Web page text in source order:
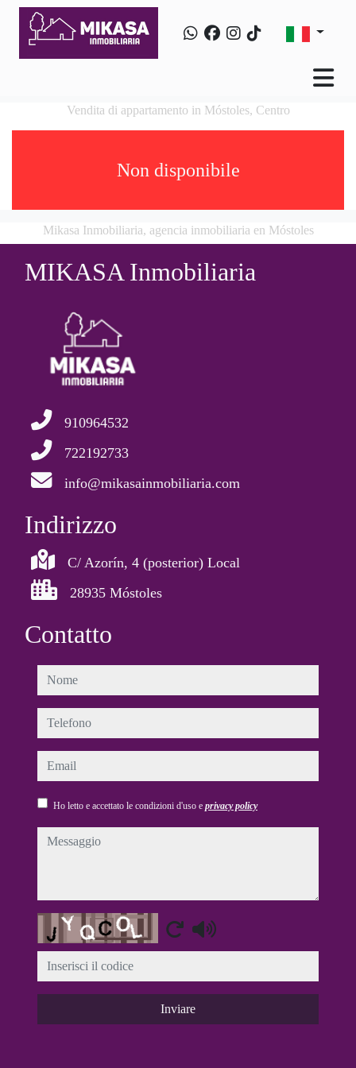
Vendita di appartamento in Móstoles, Centro
Non disponibile
Mikasa Inmobiliaria, agencia inmobiliaria en Móstoles
MIKASA Inmobiliaria
910964532
722192733
info@mikasainmobiliaria.com
Indirizzo
C/ Azorín, 4 (posterior) Local
28935 Móstoles
Contatto
nome
telefono
email
Ho letto e accettato le condizioni d'uso e privacy policy
messaggio
Captcha
Inviare